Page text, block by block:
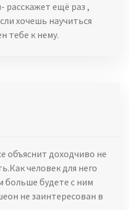
расскажет ещё раз ,
хочешь научиться
тебе к нему.
объяснит доходчиво не
человек для него
больше будете с ним
не заинтересован в